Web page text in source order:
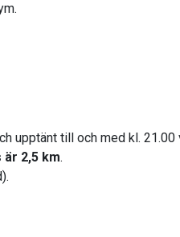
upptänt till och med kl.
2,5 km.